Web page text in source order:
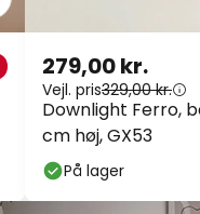
Downlight Ferro,
cm høj, GX53
279,00 kr.
Vejl. pris329,00 kr.
På lager